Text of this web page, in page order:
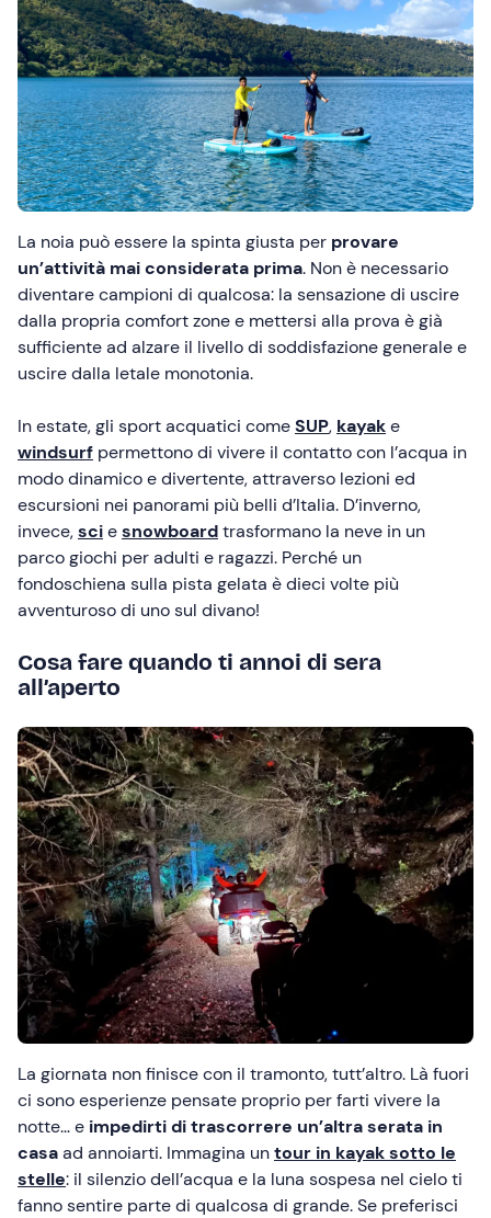
La noia può essere la spinta giusta per provare
un’attività mai considerata prima. Non è necessario
diventare campioni di qualcosa: la sensazione di uscire
dalla propria comfort zone e mettersi alla prova è già
sufficiente ad alzare il livello di soddisfazione generale e
uscire dalla letale monotonia.
In estate, gli sport acquatici comeSUP, kayake
windsurf permettono di vivere il contatto con l’acqua in
modo dinamico e divertente, attraverso lezioni ed
escursioni nei panorami più belli d’Italia. D’inverno,
invece,sciesnowboardtrasformano la neve in un
parco giochi per adulti e ragazzi. Perché un
fondoschiena sulla pista gelata è dieci volte più
avventuroso di uno sul divano!
Cosa fare quando ti annoi di sera
all’aperto
La giornata non finisce con il tramonto, tutt’altro. Là fuori
ci sono esperienze pensate proprio per farti vivere la
notte… e impedirti di trascorrere un’altra serata in
casaad annoiarti. Immagina untour in kayak sotto le
stelle: il silenzio dell’acqua e la luna sospesa nel cielo ti
fanno sentire parte di qualcosa di grande. Se preferisci